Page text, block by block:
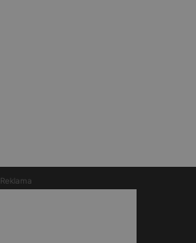
Reklama